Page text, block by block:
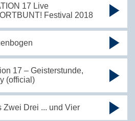
17 Live
Festival 2018
17 – Geisterstunde,
(official)
Zwei Drei ... und Vier